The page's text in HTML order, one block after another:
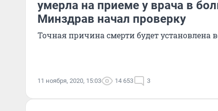
умерла на приеме у врача в
Минздрав начал проверку
Точная причина смерти будет установлена
11 ноября, 2020, 15:03 14 653 3